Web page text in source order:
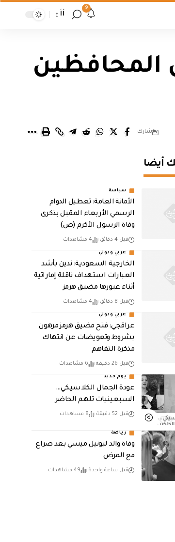
9
أأ
المحافظين
شارك
أيضا
سياسة
الأمانة العامة: تعطيل الدوام
الرسمي الأربعاء المقبل بذكرى
وفاة الرسول الأكرم (ص)
قبل 4 دقائق 4 مشاهدات
عربي ودولي
‏الخارجية السعودية: ندين بأشد
العبارات استهداف ناقلة إماراتية
أثناء عبورها مضيق هرمز
قبل 8 دقائق 4 مشاهدات
عربي ودولي
عراقجي: فتح مضيق هرمز مرهون
بشروط وتعويضات عن انتهاك
مذكرة التفاهم
قبل 26 دقيقة 6 مشاهدات
يوم جديد
عودة الجمال الكلاسيكي…
السبعينيات تلهم الحاضر
قبل 52 دقيقة 8 مشاهدات
رياضة
وفاة والد ليونيل ميسي بعد صراع
مع المرض
قبل ساعة واحدة 49 مشاهدات